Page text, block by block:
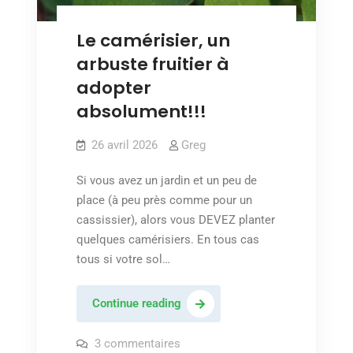
Le camérisier, un
arbuste fruitier à
adopter
absolument!!!
26 avril 2026 Greg
Si vous avez un jardin et un peu de
place (à peu près comme pour un
cassissier), alors vous DEVEZ planter
quelques camérisiers. En tous cas
tous si votre sol…
Continue readingLe
camérisier,
3 commentairessur